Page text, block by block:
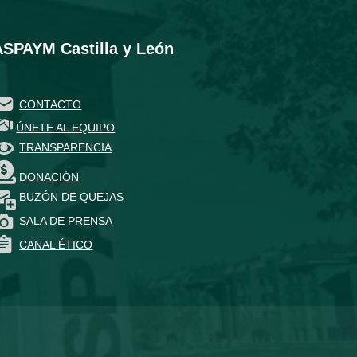
Castilla y León
CONTACTO
ÚNETE AL EQUIPO
TRANSPARENCIA
DONACIÓN
BUZÓN DE QUEJAS
SALA DE PRENSA
CANAL ÉTICO